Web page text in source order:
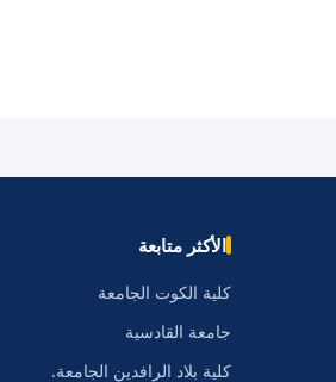
الأكثر متابعة
كلية الكوت الجامعة
جامعة القادسية
كلية بلاد الرافدين الجامعة.